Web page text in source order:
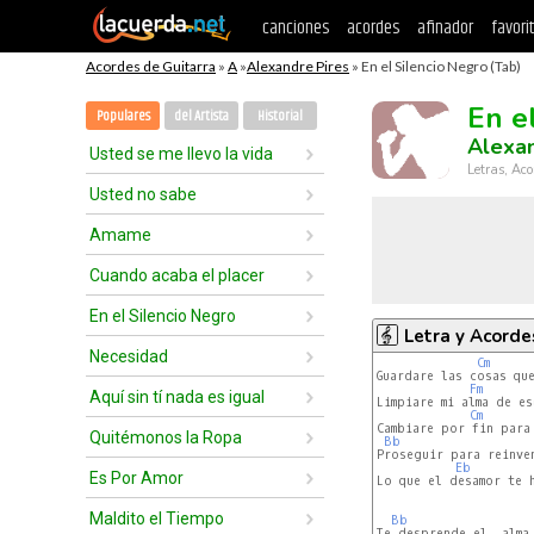
canciones acordes afinador
Acordes de Guitarra » A »Alexandre Pires » En el Silencio Negro (Tab)
Populares del Artista Historial
Usted se me llevo la vida
Usted no sabe
Amame
Cuando acaba el placer
En el Silencio Negro
Necesidad
Aquí sin tí nada es igual
Quitémonos la Ropa
Es Por Amor
Maldito el Tiempo
En
Letras,
Letra y
Cm
Guardare las cosas
Fm
Limpiare mi alma de
Cm
Cambiare por fin para
Bb
Proseguir para
Eb
Lo que el desamor
Bb